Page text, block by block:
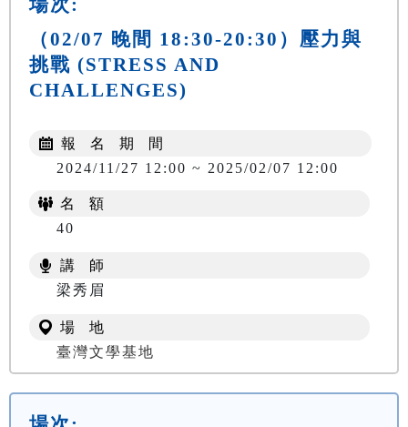
場次:
（02/07 晚間 18:30-20:30）壓力與
挑戰 (STRESS AND
CHALLENGES)
報 名 期 間
2024/11/27 12:00 ~ 2025/02/07 12:00
名 額
40
講 師
梁秀眉
場 地
臺灣文學基地